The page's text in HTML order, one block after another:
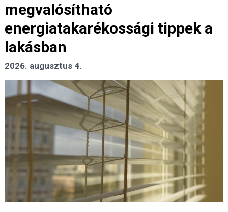
megvalósítható
energiatakarékossági tippek a
lakásban
2026. augusztus 4.